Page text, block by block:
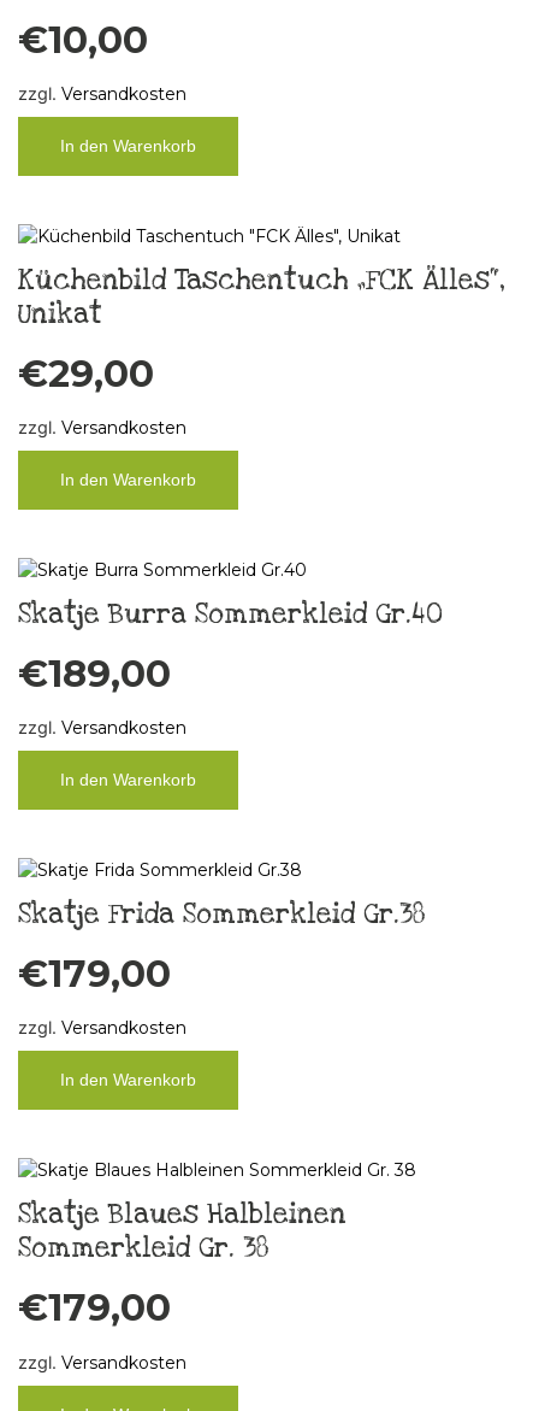
€10,00
zzgl. Versandkosten
In den Warenkorb
Küchenbild Taschentuch „FCK Älles“,
Unikat
€29,00
zzgl. Versandkosten
In den Warenkorb
Skatje Burra Sommerkleid Gr.40
€189,00
zzgl. Versandkosten
In den Warenkorb
Skatje Frida Sommerkleid Gr.38
€179,00
zzgl. Versandkosten
In den Warenkorb
Skatje Blaues Halbleinen
Sommerkleid Gr. 38
€179,00
zzgl. Versandkosten